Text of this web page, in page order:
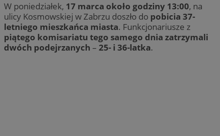
W poniedziałek, 17 marca około godziny 13:00, na
ulicy Kosmowskiej w Zabrzu doszło do pobicia 37-
letniego mieszkańca miasta. Funkcjonariusze z
piątego komisariatu tego samego dnia zatrzymali
dwóch podejrzanych – 25- i 36-latka.